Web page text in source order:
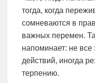
тогда, когда
сомневаются в
важных перемен.
напоминает: не все
действий, иногда
терпению.